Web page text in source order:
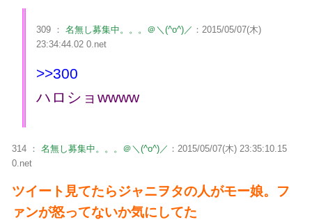
309 ： 名無し募集中。。。＠＼(^o^)／ ：2015/05/07(木)
23:34:44.02 0.net
>>300
ハロショwwww
314 ： 名無し募集中。。。＠＼(^o^)／ ：2015/05/07(木) 23:35:10.15
0.net
ツイート見てたらジャニヲタの人がモー娘。フ
ァンが怒ってないか気にしてた